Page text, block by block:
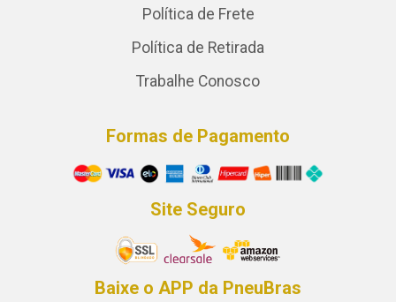
Política de Frete
Política de Retirada
Trabalhe Conosco
Formas de Pagamento
Site Seguro
Baixe o APP da PneuBras